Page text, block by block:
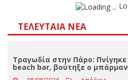
Τραγωδία στην Πάρο: Πνίγηκε
beach bar, βούτηξε ο
08/08/2026 Απόψεις
Στις 9 Αυγούστου, η
ενάντια στη συνεχιζόμενη
Παλαιστίνη